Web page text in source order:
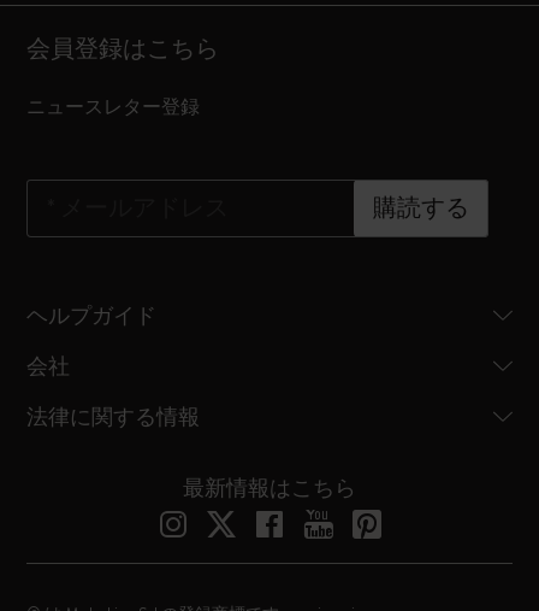
会員登録はこちら
ニュースレター登録
購読する
ヘルプガイド
会社
法律に関する情報
最新情報はこちら